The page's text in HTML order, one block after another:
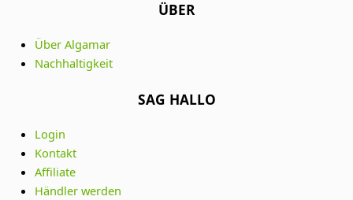
ÜBER
Über Algamar
Nachhaltigkeit
SAG HALLO
Login
Kontakt
Affiliate
Händler werden